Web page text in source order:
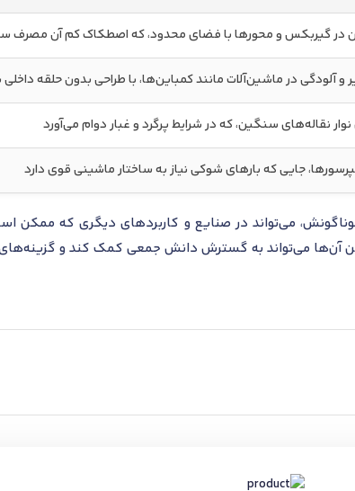
در گیربکس و محورها با فضای محدود، که اصطکاک کم آن
و آلودگی در ماشین‌آلات مانند کمباین‌ها، با طراحی بدون حلقه
نوار نقاله‌های سنگین، که در شرایط پرگرد و غبار دوام می‌آورد
جایی که بارهای شوکی نیاز به ساختار ماشینی قوی دارد
می‌تواند در صنایع و کاربردهای دیگری که ممکن
آن‌ها می‌تواند به گسترش دانش جمعی کمک کند و